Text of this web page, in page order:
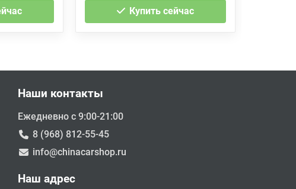
Купить сейчас
Наши контакты
Ежедневно с 9:00-21:00
8 (968) 812-55-45
info@chinacarshop.ru
Наш адрес